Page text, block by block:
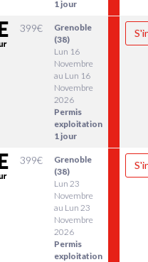
1 jour
399€
Grenoble
(38)
Lun 16
Novembre
au Lun 16
Novembre
2026
Permis
exploitation
1 jour
399€
Grenoble
(38)
Lun 23
Novembre
au Lun 23
Novembre
2026
Permis
exploitation